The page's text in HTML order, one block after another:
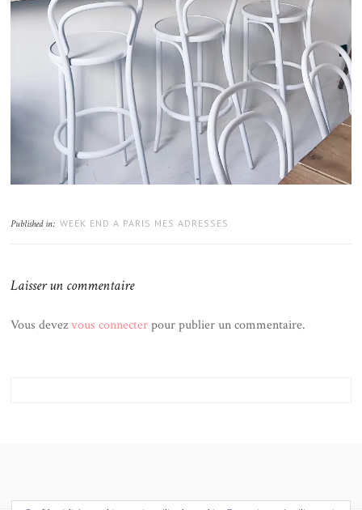
Published in: WEEK END A PARIS MES ADRESSES
Laisser un commentaire
Vous devezvous connecterpour publier un commentaire.